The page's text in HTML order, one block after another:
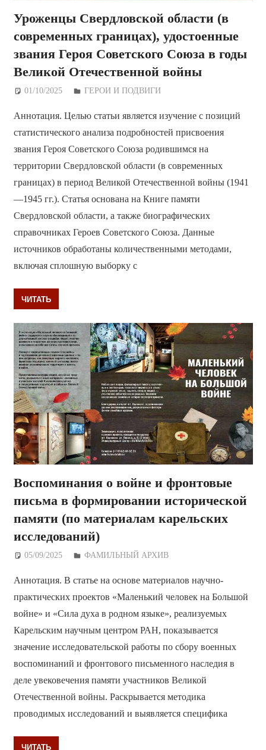
Уроженцы Свердловской области (в
современных границах), удостоенные
звания Героя Советского Союза в годы
Великой Отечественной войны
01/10/2025 Дежурный по Редакции
ГЕРОИ И ПОДВИГИ
Аннотация. Целью статьи является изучение с позиций
статистического анализа подробностей присвоения
звания Героя Советского Союза родившимся на
территории Свердловской области (в современных
границах) в период Великой Отечественной войны (1941
—1945 гг.). Статья основана на Книге памяти
Свердловской области, а также биографических
справочниках Героев Советского Союза. Данные
источников обработаны количественными методами,
включая сплошную выборку с
ЧИТАТЬ
Воспоминания о войне и фронтовые
письма в формировании исторической
памяти (по материалам карельских
исследований)
05/09/2025 Дежурный по Редакции
ФАМИЛЬНЫЙ АРХИВ
Аннотация. В статье на основе материалов научно-
практических проектов «Маленький человек на Большой
войне» и «Сила духа в родном языке», реализуемых
Карельским научным центром РАН, показывается
значение исследовательской работы по сбору военных
воспоминаний и фронтового письменного наследия в
деле увековечения памяти участников Великой
Отечественной войны. Раскрывается методика
проводимых исследований и выявляется специфика
ЧИТАТЬ